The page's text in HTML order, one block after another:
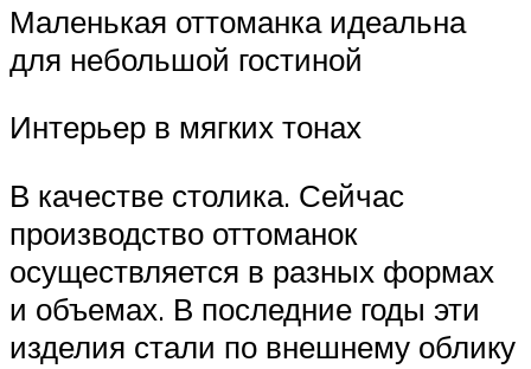
Маленькая оттоманка идеальна
для небольшой гостиной
Интерьер в мягких тонах
В качестве столика. Сейчас
производство оттоманок
осуществляется в разных формах
и объемах. В последние годы эти
изделия стали по внешнему облику